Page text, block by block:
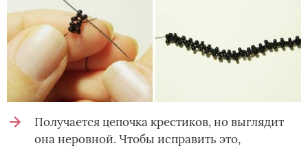
Получается цепочка крестиков, но выглядит
она неровной. Чтобы исправить это,